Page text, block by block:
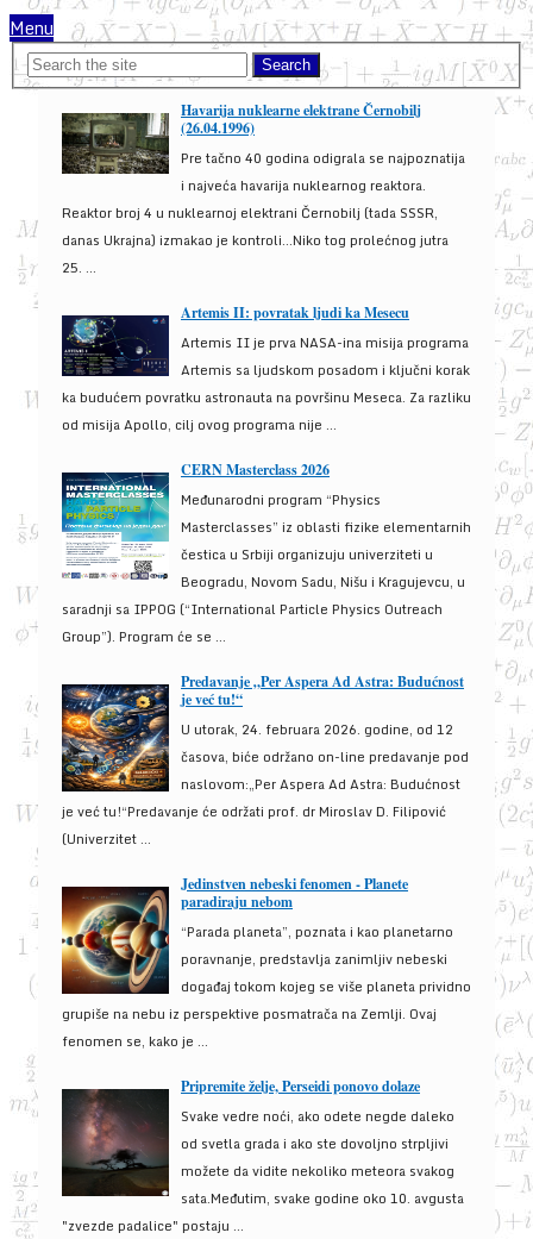
Menu
Havarija nuklearne elektrane Černobilj
(26.04.1996)
Pre tačno 40 godina odigrala se najpoznatija
i najveća havarija nuklearnog reaktora.
Reaktor broj 4 u nuklearnoj elektrani Černobilj (tada SSSR,
danas Ukrajna) izmakao je kontroli...Niko tog prolećnog jutra
25. ...
Artemis II: povratak ljudi ka Mesecu
Artemis II je prva NASA-ina misija programa
Artemis sa ljudskom posadom i ključni korak
ka budućem povratku astronauta na površinu Meseca. Za razliku
od misija Apollo, cilj ovog programa nije ...
CERN Masterclass 2026
Međunarodni program “Physics
Masterclasses” iz oblasti fizike elementarnih
čestica u Srbiji organizuju univerziteti u
Beogradu, Novom Sadu, Nišu i Kragujevcu, u
saradnji sa IPPOG (“International Particle Physics Outreach
Group”). Program će se ...
Predavanje „Per Aspera Ad Astra: Budućnost
je već tu!“
U utorak, 24. februara 2026. godine, od 12
časova, biće održano on-line predavanje pod
naslovom:„Per Aspera Ad Astra: Budućnost
je već tu!“Predavanje će održati prof. dr Miroslav D. Filipović
(Univerzitet ...
Jedinstven nebeski fenomen - Planete
paradiraju nebom
“Parada planeta”, poznata i kao planetarno
poravnanje, predstavlja zanimljiv nebeski
događaj tokom kojeg se više planeta prividno
grupiše na nebu iz perspektive posmatrača na Zemlji. Ovaj
fenomen se, kako je ...
Pripremite želje, Perseidi ponovo dolaze
Svake vedre noći, ako odete negde daleko
od svetla grada i ako ste dovoljno strpljivi
možete da vidite nekoliko meteora svakog
sata.Međutim, svake godine oko 10. avgusta
"zvezde padalice" postaju ...